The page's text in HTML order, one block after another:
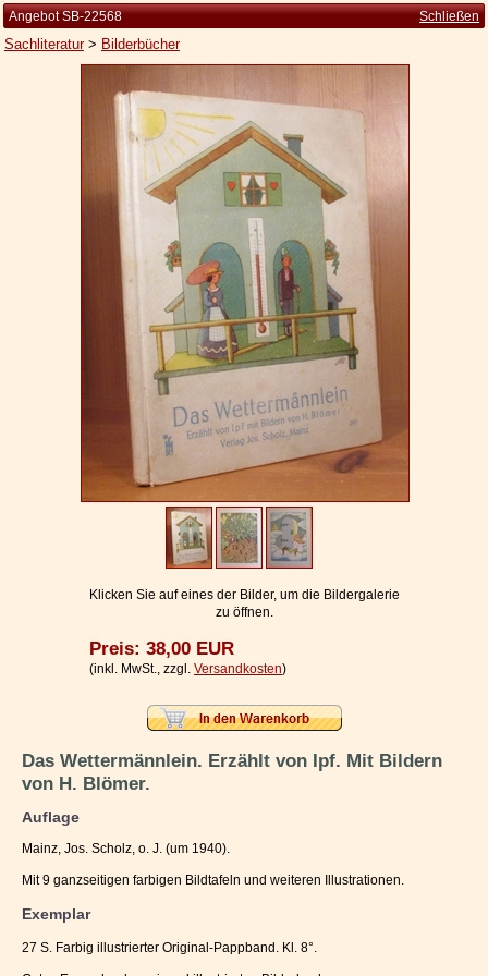
Kleine Kulturgeschichte
Die Brockhaus Auflagen
Die Meyer Auflagen
Zu den Angeboten
Datenschutzerklärung
Ihr Warenkorb
Angebot SB-22568 Schließen
Sachliteratur> Bilderbücher
Klicken Sie auf eines der Bilder, um die Bildergalerie
zu öffnen.
Preis: 38,00 EUR
(inkl. MwSt., zzgl. Versandkosten)
Das Wettermännlein. Erzählt von Ipf. Mit Bildern
von H. Blömer.
Auflage
Mainz, Jos. Scholz, o. J. (um 1940).
Mit 9 ganzseitigen farbigen Bildtafeln und weiteren Illustrationen.
Exemplar
27 S. Farbig illustrierter Original-Pappband. Kl. 8°.